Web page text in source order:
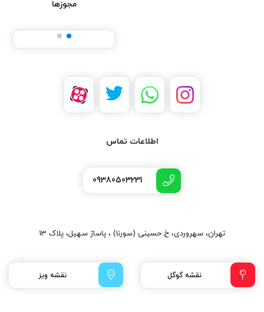
مجوزها
اطلاعات تماس
09380503231
تهران، سهروردی، خ حسینی (سورنا) ، پاساژ سهیل، پلاک 13
نقشه گوگل نقشه ویز